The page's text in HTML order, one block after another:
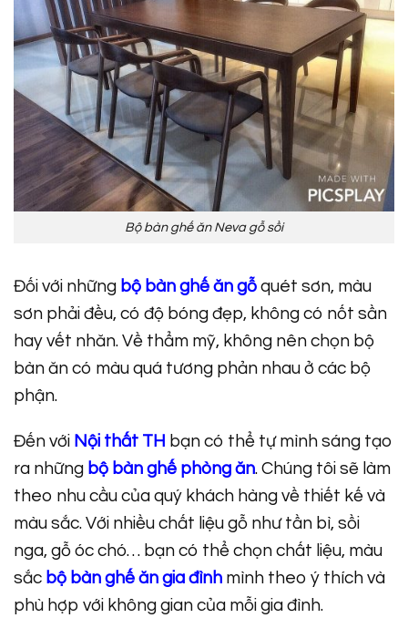
Bộ bàn ghế ăn Neva gỗ sồi
Đối với những bộ bàn ghế ăn gỗ quét sơn, màu
sơn phải đều, có độ bóng đẹp, không có nốt sần
hay vết nhăn. Về thẩm mỹ, không nên chọn bộ
bàn ăn có màu quá tương phản nhau ở các bộ
phận.
Đến với Nội thất TH bạn có thể tự mình sáng tạo
ra những bộ bàn ghế phòng ăn. Chúng tôi sẽ làm
theo nhu cầu của quý khách hàng về thiết kế và
màu sắc. Với nhiều chất liệu gỗ như tần bì, sồi
nga, gỗ óc chó… bạn có thể chọn chất liệu, màu
sắc bộ bàn ghế ăn gia đình mình theo ý thích và
phù hợp với không gian của mỗi gia đình.